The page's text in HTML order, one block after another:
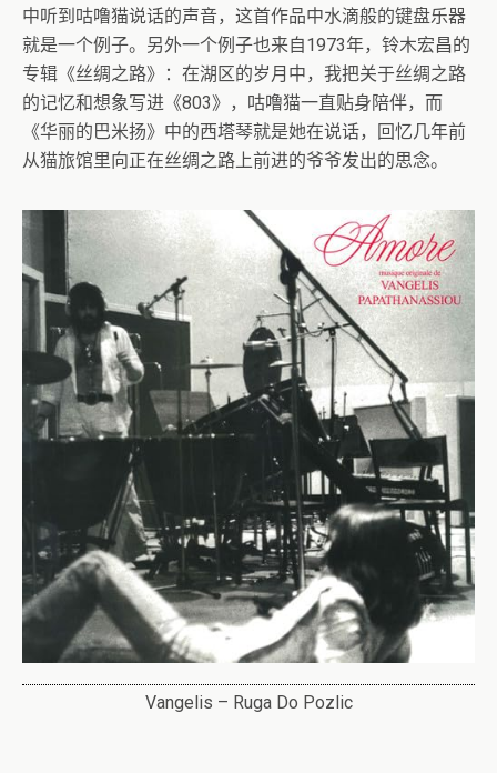
中听到咕噜猫说话的声音，这首作品中水滴般的键盘乐器
就是一个例子。另外一个例子也来自1973年，铃木宏昌的
专辑《丝绸之路》：在湖区的岁月中，我把关于丝绸之路
的记忆和想象写进《803》，咕噜猫一直贴身陪伴，而
《华丽的巴米扬》中的西塔琴就是她在说话，回忆几年前
从猫旅馆里向正在丝绸之路上前进的爷爷发出的思念。
Vangelis – Ruga Do Pozlic